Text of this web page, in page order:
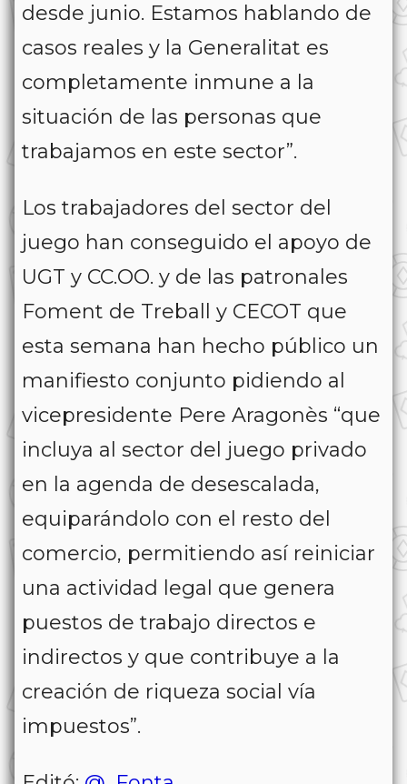
desde junio. Estamos hablando de
casos reales y la Generalitat es
completamente inmune a la
situación de las personas que
trabajamos en este sector”.
Los trabajadores del sector del
juego han conseguido el apoyo de
UGT y CC.OO. y de las patronales
Foment de Treball y CECOT que
esta semana han hecho público un
manifiesto conjunto pidiendo al
vicepresidente Pere Aragonès “que
incluya al sector del juego privado
en la agenda de desescalada,
equiparándolo con el resto del
comercio, permitiendo así reiniciar
una actividad legal que genera
puestos de trabajo directos e
indirectos y que contribuye a la
creación de riqueza social vía
impuestos”.